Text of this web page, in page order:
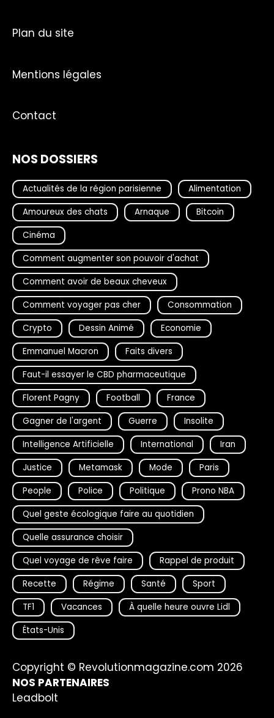
Plan du site
Mentions légales
Contact
NOS DOSSIERS
Actualités de la région parisienne
Alimentation
Amoureux des chats
Arnaque
Bitcoin
Cinéma
Comment augmenter son pouvoir d'achat
Comment avoir de beaux cheveux
Comment voyager pas cher
Consommation
Crypto
Dessin Animé
Economie
Emmanuel Macron
Faits divers
Faut-il essayer le CBD pharmaceutique
Florent Pagny
Football
France
Gagner de l'argent
Guerre
Insolite
Intelligence Artificielle
International
Iran
Justice
Metamask Mode
Paris
People
Police Politique
Prono NBA
Quel geste écologique faire au quotidien
Quelle assurance choisir
Quel voyage de rêve faire
Rappel de produit
Recette
Régime Santé
Sport
TF1
Vacances
À quelle heure ouvre Lidl
États-Unis
Copyright © Revolutionmagazine.com 2026
NOS PARTENAIRES
Leadbolt